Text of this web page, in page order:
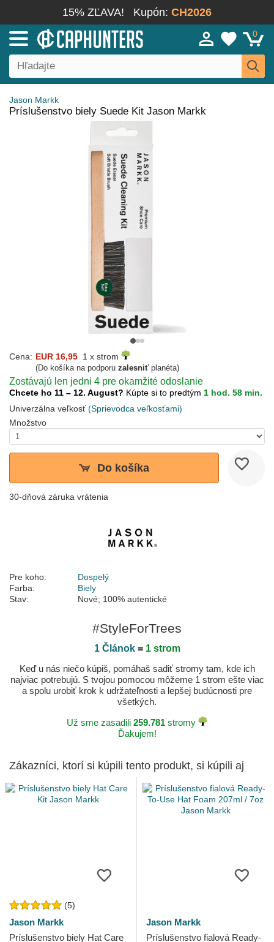
15% ZĽAVA! Kupón: CH2026
0
Jason Markk
Príslušenstvo biely Suede Kit Jason Markk
Cena: EUR 16,95 1 x strom
(Do košíka na podporu zalesniťplanéta)
Zostávajú len jedni 4 pre okamžité odoslanie
Chcete ho 11 – 12. August? Kúpte si to predtým 1 hod. 58 min.
Univerzálna veľkosť(Sprievodca veľkosťami)
Množstvo
Do košíka
30-dňová záruka vrátenia
Pre koho:
Dospelý
Farba:
Biely
Stav:
Nové; 100% autentické
#StyleForTrees
1 Článok= 1 strom
Keď u nás niečo kúpiš, pomáhaš sadiť stromy tam, kde ich
najviac potrebujú. S tvojou pomocou môžeme 1 strom ešte viac
a spolu urobiť krok k udržateľnosti a lepšej budúcnosti pre
všetkých.
Už sme zasadili 259.781 stromy
Ďakujem!
Zákazníci, ktorí si kúpili tento produkt, si kúpili aj
(5)
Jason Markk
Príslušenstvo biely Hat Care
Jason Markk
Príslušenstvo fialová Ready-